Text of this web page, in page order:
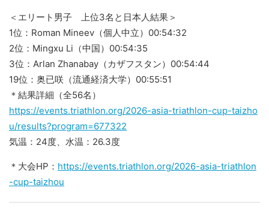
＜エリート男子 上位3名と日本人結果＞
1位：Roman Mineev（個人中立）00:54:32
2位：Mingxu Li（中国）00:54:35
3位：Arlan Zhanabay（カザフスタン）00:54:44
19位：奥已咲（流通経済大学）00:55:51
＊結果詳細（全56名）
https://events.triathlon.org/2026-asia-triathlon-cup-taizho
u/results?program=677322
気温：24度、水温：26.3度
＊大会HP： https://events.triathlon.org/2026-asia-triathlon
-cup-taizhou